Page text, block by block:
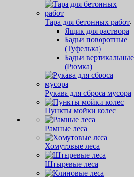
Тара для бетонных работ
Ящик для раствора
Бадьи поворотные
(Туфелька)
Бадьи вертикальные
(Рюмка)
Рукава для сброса мусора
Пункты мойки колес
Рамные леса
Хомутовые леса
Штыревые леса